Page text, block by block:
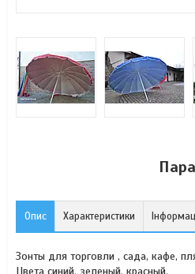
Опис Характеристики
Зонты для торговли , сада, кафе,
Цвета синий, зеленый, красный.